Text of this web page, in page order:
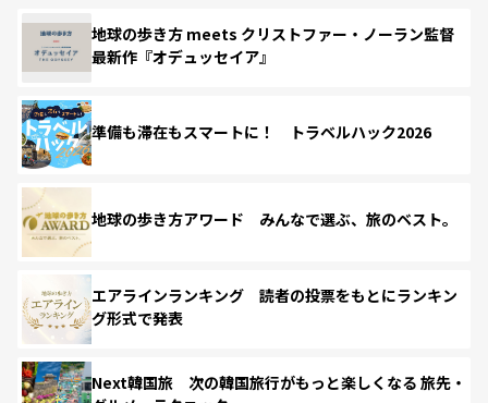
地球の歩き方 meets クリストファー・ノーラン監督
最新作『オデュッセイア』
準備も滞在もスマートに！ トラベルハック2026
地球の歩き方アワード みんなで選ぶ、旅のベスト。
エアラインランキング 読者の投票をもとにランキン
グ形式で発表
Next韓国旅 次の韓国旅行がもっと楽しくなる 旅先・